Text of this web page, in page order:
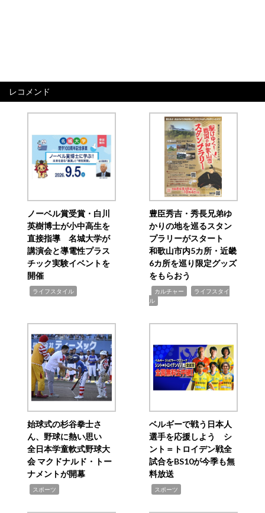
レコメンド
ノーベル賞受賞・白川
英樹博士が小中高生を
直接指導 名城大学が
講演会と導電性プラス
チック実験イベントを
開催
ライフスタイル
豊臣秀吉・秀長兄弟ゆ
かりの地を巡るスタン
プラリーがスタート
和歌山市内5カ所・近畿
6カ所を巡り限定グッズ
をもらおう
カルチャー
ライフスタイ
ル
始球式の杉谷拳士さ
ん、野球に熱い思い
全日本学童軟式野球大
会 マクドナルド・トー
ナメントが開幕
スポーツ
ベルギーで戦う日本人
選手を応援しよう シ
ント＝トロイデン戦全
試合をBS10が今季も無
料放送
スポーツ